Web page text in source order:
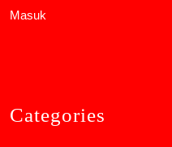
Masuk
Categories